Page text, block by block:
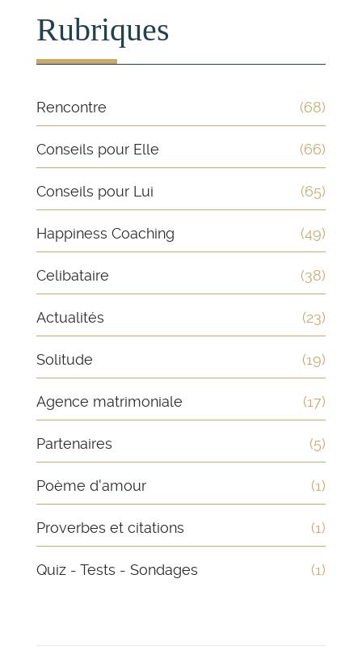
Rubriques
Rencontre (68)
Conseils pour Elle (66)
Conseils pour Lui (65)
Happiness Coaching (49)
Celibataire (38)
Actualités (23)
Solitude (19)
Agence matrimoniale (17)
Partenaires (5)
Poème d'amour (1)
Proverbes et citations (1)
Quiz - Tests - Sondages (1)